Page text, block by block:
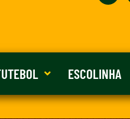
ESCOLINHA